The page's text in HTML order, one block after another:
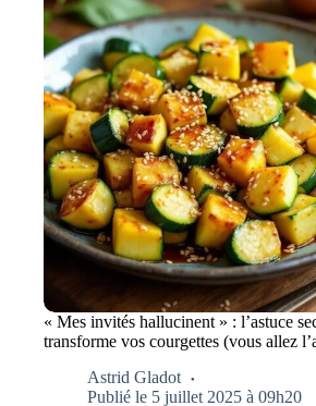
« Mes invités hallucinent » : l’astuce
transforme vos courgettes (vous allez
Astrid Gladot
Publié le 5 juillet 2025 à 09h20